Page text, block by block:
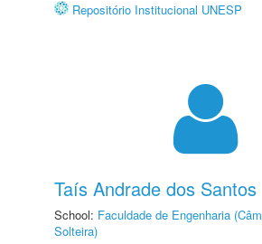
Repositório Institucional UNESP
Taís Andrade dos Santos
School: Faculdade de Engenharia
Solteira)